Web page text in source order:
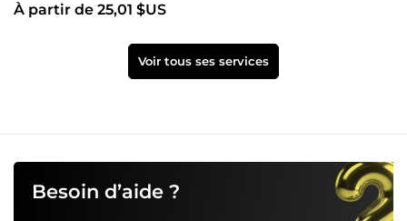
À partir de 25,01 $US
Voir tous ses services
Besoin d’aide ?